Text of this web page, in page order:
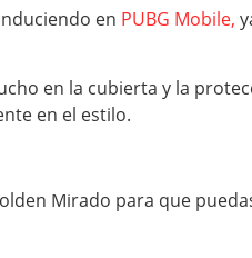
en PUBG Mobile,
en la cubierta y la
en el estilo.
Mirado para que